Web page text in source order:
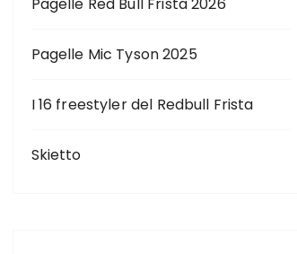
Pagelle Mic Tyson 2025
I 16 freestyler del Redbull Frista
Skietto